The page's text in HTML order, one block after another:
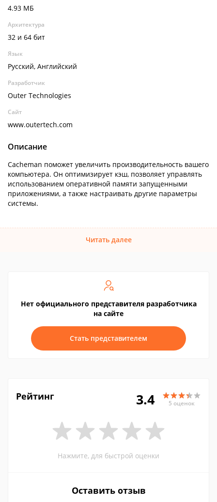
4.93 МБ
Архитектура
32 и 64 бит
Язык
Русский, Английский
Разработчик
Outer Technologies
Сайт
www.outertech.com
Описание
Cacheman поможет увеличить производительность вашего
компьютера. Он оптимизирует кэш, позволяет управлять
использованием оперативной памяти запущенными
приложениями, а также настраивать другие параметры
системы.
Читать далее
Нет официального представителя разработчика
на сайте
Стать представителем
Рейтинг 3.4 5 оценок
Нажмите, для быстрой оценки
Оставить отзыв